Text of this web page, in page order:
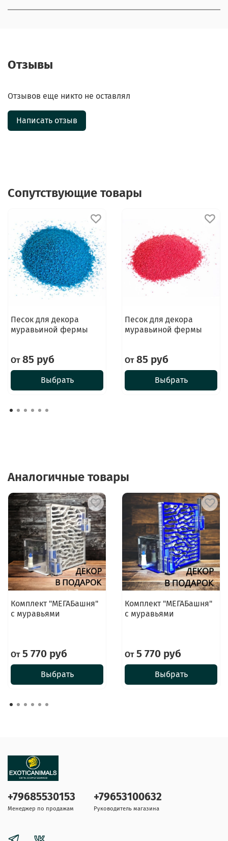
Отзывы
Отзывов еще никто не оставлял
Написать отзыв
Сопутствующие товары
Песок для декора
муравьиной фермы
От85 руб
Выбрать
Песок для декора
муравьиной фермы
От85 руб
Выбрать
Аналогичные товары
Комплект "МЕГАБашня"
с муравьями
От5 770 руб
Выбрать
Комплект "МЕГАБашня"
с муравьями
От5 770 руб
Выбрать
+79685530153
Менеджер по продажам
+79653100632
Руководитель магазина